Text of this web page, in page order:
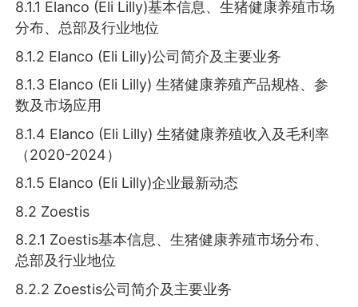
8.1.1 Elanco (Eli Lilly)基本信息、生猪健康养殖市场
分布、总部及行业地位
8.1.2 Elanco (Eli Lilly)公司简介及主要业务
8.1.3 Elanco (Eli Lilly) 生猪健康养殖产品规格、参
数及市场应用
8.1.4 Elanco (Eli Lilly) 生猪健康养殖收入及毛利率
（2020-2024）
8.1.5 Elanco (Eli Lilly)企业最新动态
8.2 Zoestis
8.2.1 Zoestis基本信息、生猪健康养殖市场分布、
总部及行业地位
8.2.2 Zoestis公司简介及主要业务